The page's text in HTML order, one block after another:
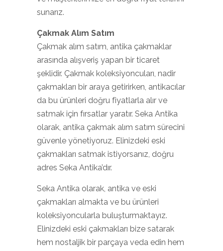
sunarız.
Çakmak Alım Satım
Çakmak alım satım, antika çakmaklar
arasında alışveriş yapan bir ticaret
şeklidir. Çakmak koleksiyoncuları, nadir
çakmakları bir araya getirirken, antikacılar
da bu ürünleri doğru fiyatlarla alır ve
satmak için fırsatlar yaratır. Seka Antika
olarak, antika çakmak alım satım sürecini
güvenle yönetiyoruz. Elinizdeki eski
çakmakları satmak istiyorsanız, doğru
adres Seka Antika’dır.
Seka Antika olarak, antika ve eski
çakmakları almakta ve bu ürünleri
koleksiyoncularla buluşturmaktayız.
Elinizdeki eski çakmakları bize satarak
hem nostaljik bir parçaya veda edin hem